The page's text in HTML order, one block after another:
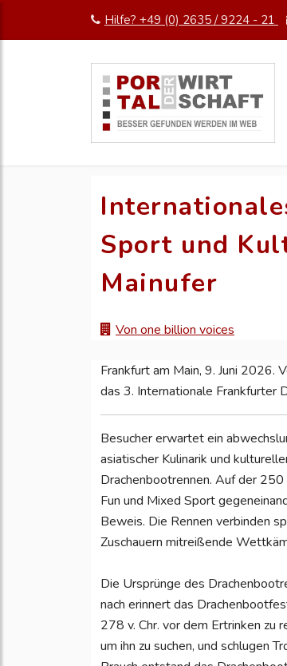
Hilfe? +49 (0) 2635 / 9224 - 21
Sport und
Mainufer
Von one billion voices
Frankfurt am Main, 9. Juni 2026.
das 3. Internationale Frankfurter
Besucher erwartet ein
asiatischer Kulinarik und
Drachenbootrennen. Auf der
Fun und Mixed Sport
Beweis. Die Rennen verbinden
Zuschauern mitreißende
Die Ursprünge des
nach erinnert das
278 v. Chr. vor dem Ertrinken zu
um ihn zu suchen, und schlugen